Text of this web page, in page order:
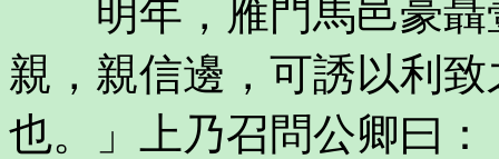
明年，雁門馬邑豪聶
親，親信邊，可誘以利
也。」上乃召問公卿曰